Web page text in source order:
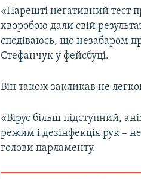
«Нарешті негативний тест
хворобою дали свій
сподіваюсь, що незабаром
Стефанчук у фейсбуці.
Він також закликав не
«Вірус більш підступний,
режим і дезінфекція рук –
голови парламенту.